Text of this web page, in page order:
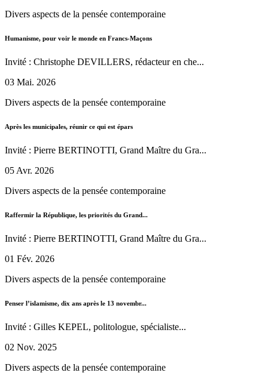
Divers aspects de la pensée contemporaine
Humanisme, pour voir le monde en Francs-Maçons
Invité : Christophe DEVILLERS, rédacteur en che...
03 Mai. 2026
Divers aspects de la pensée contemporaine
Après les municipales, réunir ce qui est épars
Invité : Pierre BERTINOTTI, Grand Maître du Gra...
05 Avr. 2026
Divers aspects de la pensée contemporaine
Raffermir la République, les priorités du Grand...
Invité : Pierre BERTINOTTI, Grand Maître du Gra...
01 Fév. 2026
Divers aspects de la pensée contemporaine
Penser l’islamisme, dix ans après le 13 novembr...
Invité : Gilles KEPEL, politologue, spécialiste...
02 Nov. 2025
Divers aspects de la pensée contemporaine